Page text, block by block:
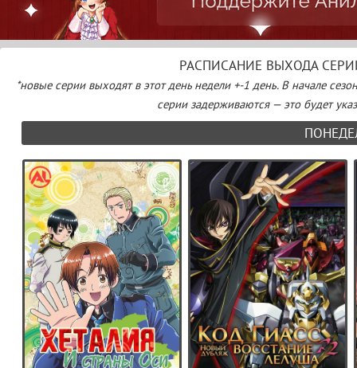
РАСПИСАНИЕ ВЫХОДА
*новые серии выходят в этот день недели +-1 день. В начале
серии задерживаются — это будет